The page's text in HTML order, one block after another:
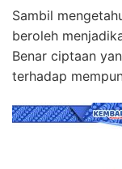
Sambil
beroleh
Benar ciptaan
terhadap